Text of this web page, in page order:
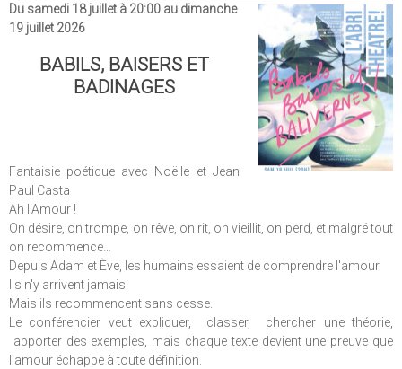
Du samedi 18 juillet à 20:00 au dimanche
19 juillet 2026
BABILS, BAISERS ET
BADINAGES
Fantaisie poétique avec Noëlle et Jean
Paul Casta
Ah l’Amour !
On désire, on trompe, on rêve, on rit, on vieillit, on perd, et malgré tout
on recommence…
Depuis Adam et Ève, les humains essaient de comprendre l'amour.
Ils n'y arrivent jamais.
Mais ils recommencent sans cesse.
Le conférencier veut expliquer, classer, chercher une théorie,
apporter des exemples, mais chaque texte devient une preuve que
l'amour échappe à toute définition.